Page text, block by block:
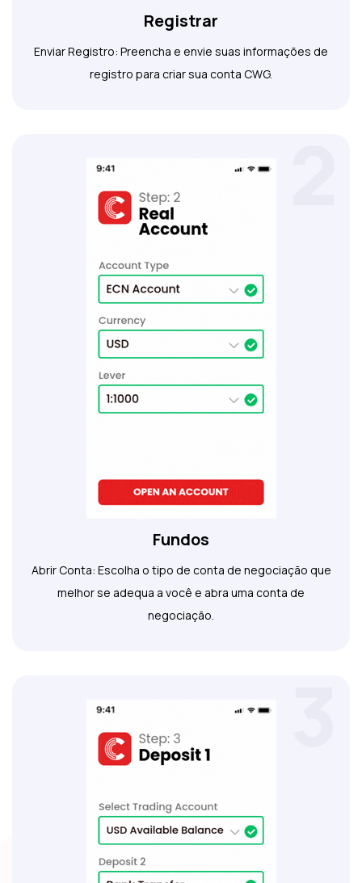
Registrar
Enviar Registro: Preencha e envie suas informações de
registro para criar sua conta CWG.
Fundos
Abrir Conta: Escolha o tipo de conta de negociação que
melhor se adequa a você e abra uma conta de
negociação.